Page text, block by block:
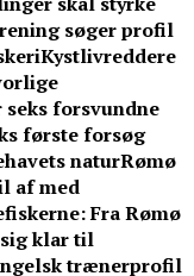
søger profil
Kystlivreddere
forsvundne
første forsøg
naturRømø
af med
Fra Rømø
sig klar til
trænerprofil